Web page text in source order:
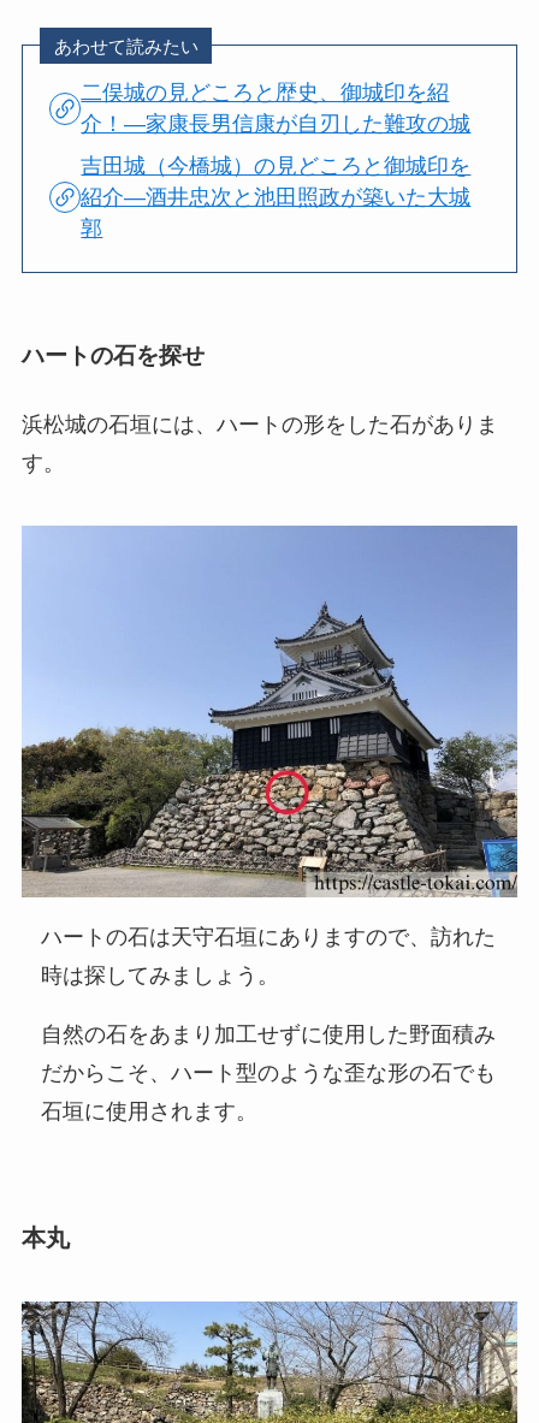
あわせて読みたい
二俣城の見どころと歴史、御城印を紹
介！―家康長男信康が自刃した難攻の城
吉田城（今橋城）の見どころと御城印を
紹介―酒井忠次と池田照政が築いた大城
郭
ハートの石を探せ
浜松城の石垣には、ハートの形をした石がありま
す。
ハートの石は天守石垣にありますので、訪れた
時は探してみましょう。
自然の石をあまり加工せずに使用した野面積み
だからこそ、ハート型のような歪な形の石でも
石垣に使用されます。
本丸